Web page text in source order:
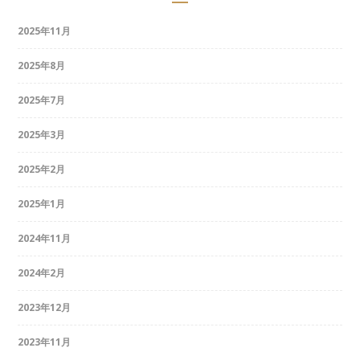
2025年11月
2025年8月
2025年7月
2025年3月
2025年2月
2025年1月
2024年11月
2024年2月
2023年12月
2023年11月